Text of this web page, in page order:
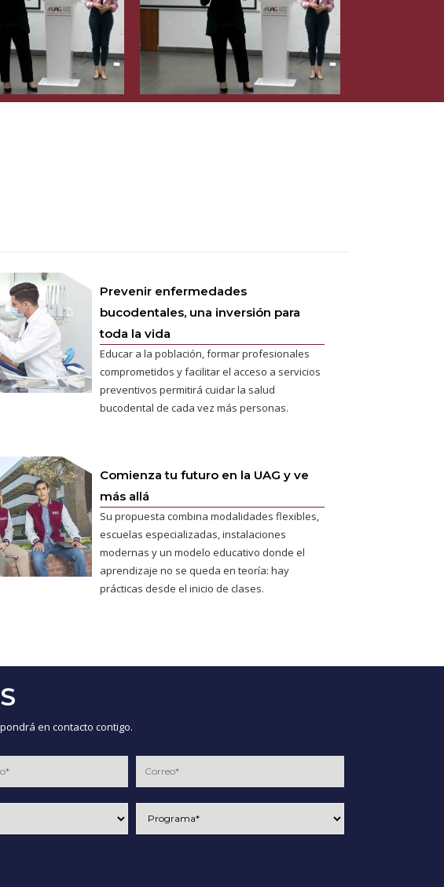
Prevenir enfermedades
bucodentales, una inversión para
toda la vida
Educar a la población, formar profesionales
comprometidos y facilitar el acceso a servicios
preventivos permitirá cuidar la salud
bucodental de cada vez más personas.
Comienza tu futuro en la UAG y ve
más allá
Su propuesta combina modalidades flexibles,
escuelas especializadas, instalaciones
modernas y un modelo educativo donde el
aprendizaje no se queda en teoría: hay
prácticas desde el inicio de clases.
en contacto contigo.